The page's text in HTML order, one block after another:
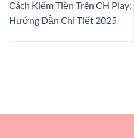
Cách Kiếm Tiền Trên CH Play:
Hướng Dẫn Chi Tiết 2025